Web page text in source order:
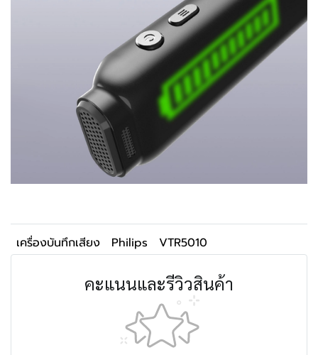
เครื่องบันทึกเสียง Philips VTR5010
คะแนนและรีวิวสินค้า